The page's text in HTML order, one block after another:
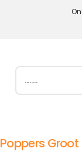
Poppers Groot